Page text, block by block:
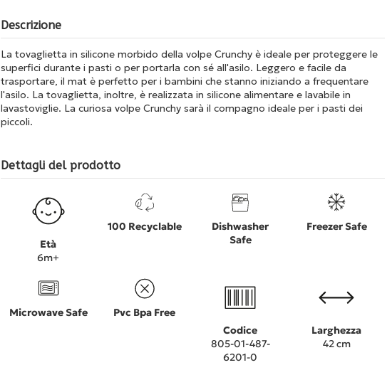
Descrizione
La tovaglietta in silicone morbido della volpe Crunchy è ideale per proteggere le
superfici durante i pasti o per portarla con sé all'asilo. Leggero e facile da
trasportare, il mat è perfetto per i bambini che stanno iniziando a frequentare
l'asilo. La tovaglietta, inoltre, è realizzata in silicone alimentare e lavabile in
lavastoviglie. La curiosa volpe Crunchy sarà il compagno ideale per i pasti dei
piccoli.
Dettagli del prodotto
Età
6m+
100 Recyclable
Dishwasher
Safe
Freezer Safe
Microwave Safe
Pvc Bpa Free
Codice
805-01-487-
6201-0
Larghezza
42 cm